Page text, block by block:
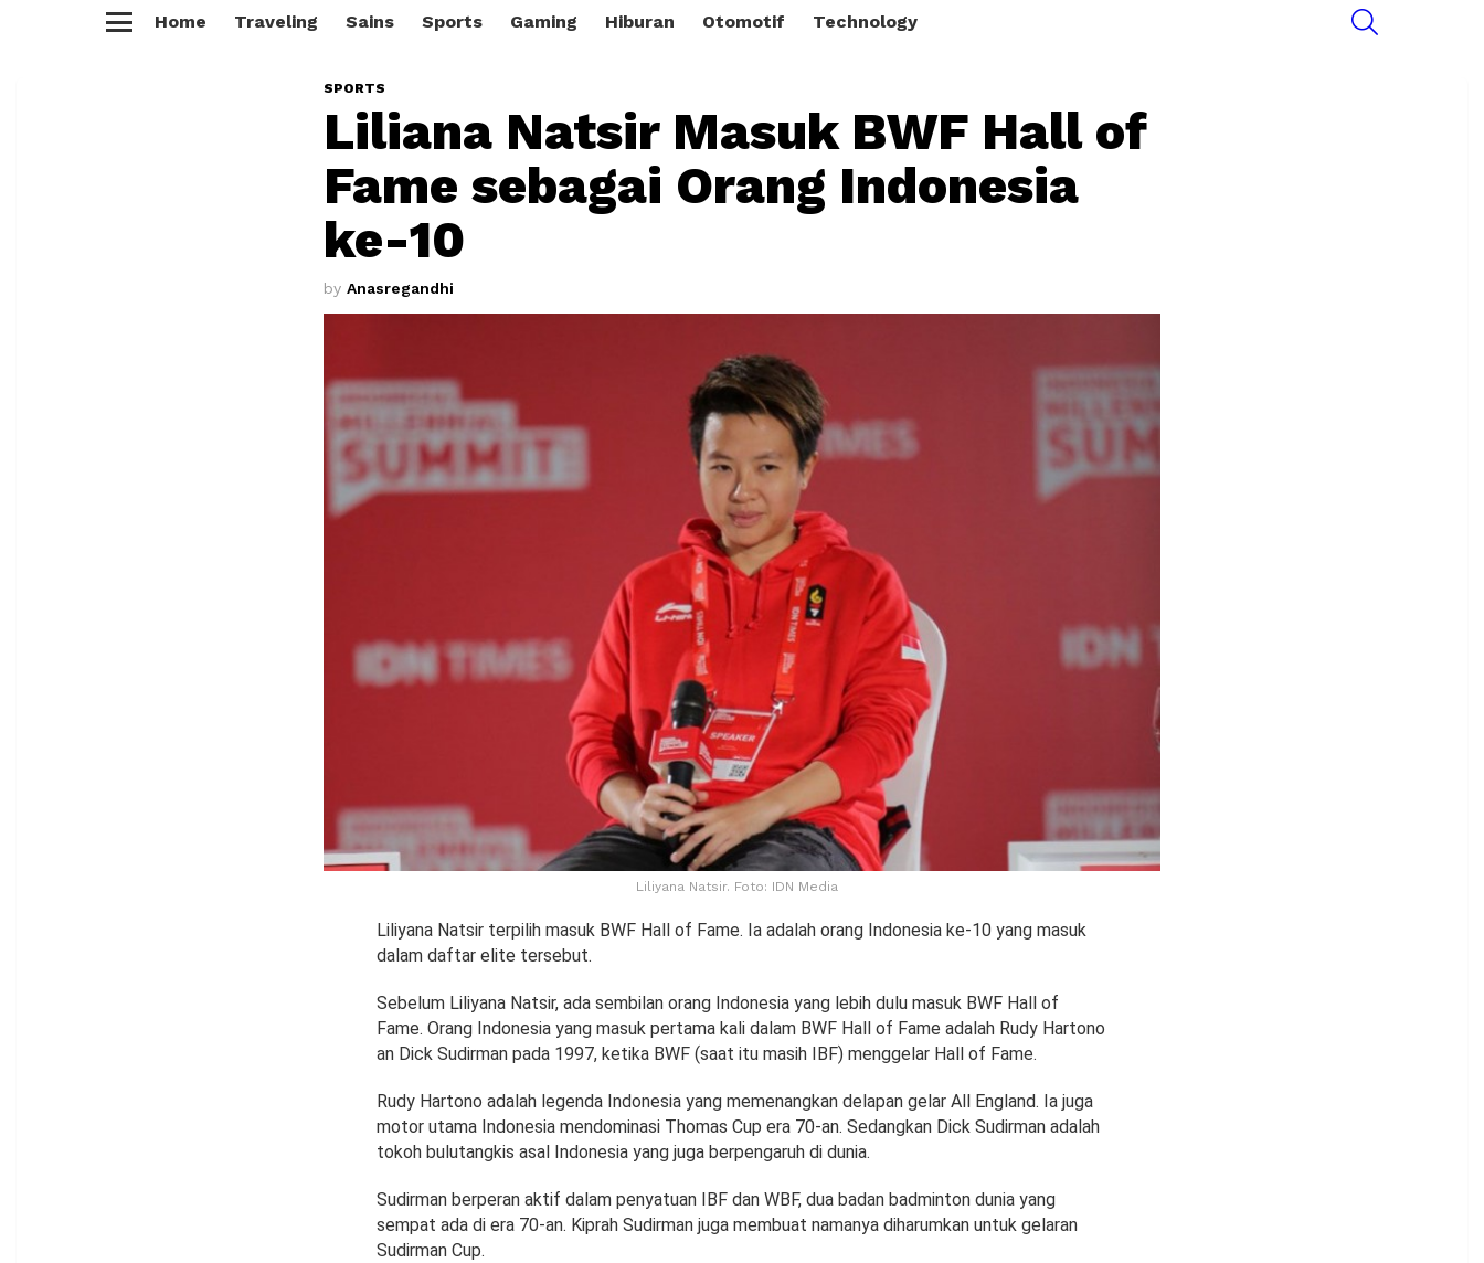
Home Traveling Sains Sports Gaming Hiburan Otomotif Technology
SPORTS
Liliana Natsir Masuk BWF Hall of
Fame sebagai Orang Indonesia
ke-10
by Anasregandhi
Liliyana Natsir. Foto: IDN Media
Liliyana Natsir terpilih masuk BWF Hall of Fame. Ia adalah orang Indonesia ke-10 yang masuk
dalam daftar elite tersebut.
Sebelum Liliyana Natsir, ada sembilan orang Indonesia yang lebih dulu masuk BWF Hall of
Fame. Orang Indonesia yang masuk pertama kali dalam BWF Hall of Fame adalah Rudy Hartono
an Dick Sudirman pada 1997, ketika BWF (saat itu masih IBF) menggelar Hall of Fame.
Rudy Hartono adalah legenda Indonesia yang memenangkan delapan gelar All England. Ia juga
motor utama Indonesia mendominasi Thomas Cup era 70-an. Sedangkan Dick Sudirman adalah
tokoh bulutangkis asal Indonesia yang juga berpengaruh di dunia.
Sudirman berperan aktif dalam penyatuan IBF dan WBF, dua badan badminton dunia yang
sempat ada di era 70-an. Kiprah Sudirman juga membuat namanya diharumkan untuk gelaran
Sudirman Cup.